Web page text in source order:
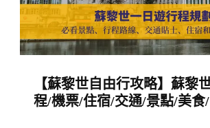
景
橋
觀
貼
士
【蘇黎世自由行攻略】蘇黎
程/機票/住宿/交通/景點/美食